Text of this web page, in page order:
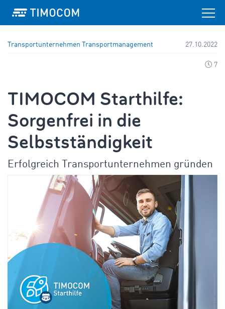
Transportunternehmen Transportmanagement 27.10.2022
7
TIMOCOM Starthilfe:
Sorgenfrei in die
Selbstständigkeit
Erfolgreich Transportunternehmen gründen